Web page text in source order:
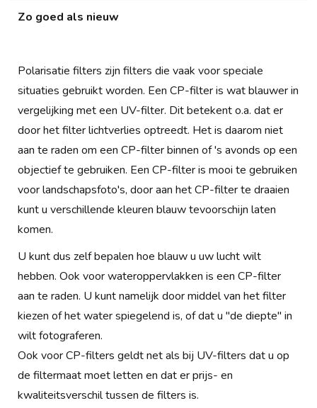
Zo goed als nieuw
Polarisatie filters zijn filters die vaak voor speciale
situaties gebruikt worden. Een CP-filter is wat blauwer in
vergelijking met een UV-filter. Dit betekent o.a. dat er
door het filter lichtverlies optreedt. Het is daarom niet
aan te raden om een CP-filter binnen of 's avonds op een
objectief te gebruiken. Een CP-filter is mooi te gebruiken
voor landschapsfoto's, door aan het CP-filter te draaien
kunt u verschillende kleuren blauw tevoorschijn laten
komen.
U kunt dus zelf bepalen hoe blauw u uw lucht wilt
hebben. Ook voor wateroppervlakken is een CP-filter
aan te raden. U kunt namelijk door middel van het filter
kiezen of het water spiegelend is, of dat u "de diepte" in
wilt fotograferen.
Ook voor CP-filters geldt net als bij UV-filters dat u op
de filtermaat moet letten en dat er prijs- en
kwaliteitsverschil tussen de filters is.